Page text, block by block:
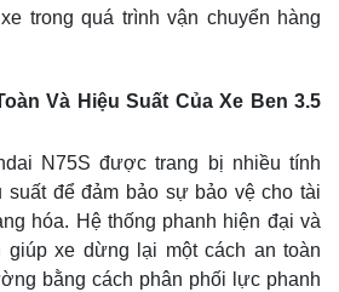
trong quá trình vận chuyển hàng
Và Hiệu Suất Của Xe Ben 3.5
N75S được trang bị nhiều tính
suất để đảm bảo sự bảo vệ cho tài
hóa. Hệ thống phanh hiện đại và
giúp xe dừng lại một cách an toàn
bằng cách phân phối lực phanh